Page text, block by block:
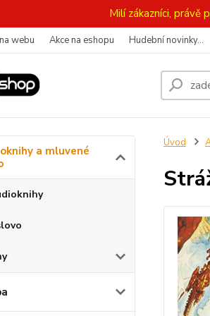
Milí zákazníci, právě
webu Akce na eshopu Hudební novinky...
a mluvené
Úvod